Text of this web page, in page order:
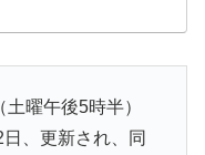
曜午後5時半）
、更新され、同